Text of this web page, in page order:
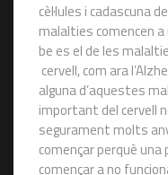
cèl·lules i cadascuna
malalties comencen a
be es el de les
cervell, com ara
alguna d’aquestes
important del cervell
segurament molts
començar perquè
començar a no